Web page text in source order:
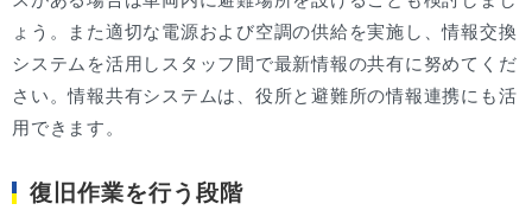
ょう。また適切な電源および空調の供給を実施し、情報交換
システムを活用しスタッフ間で最新情報の共有に努めてくだ
さい。情報共有システムは、役所と避難所の情報連携にも活
用できます。
復旧作業を行う段階